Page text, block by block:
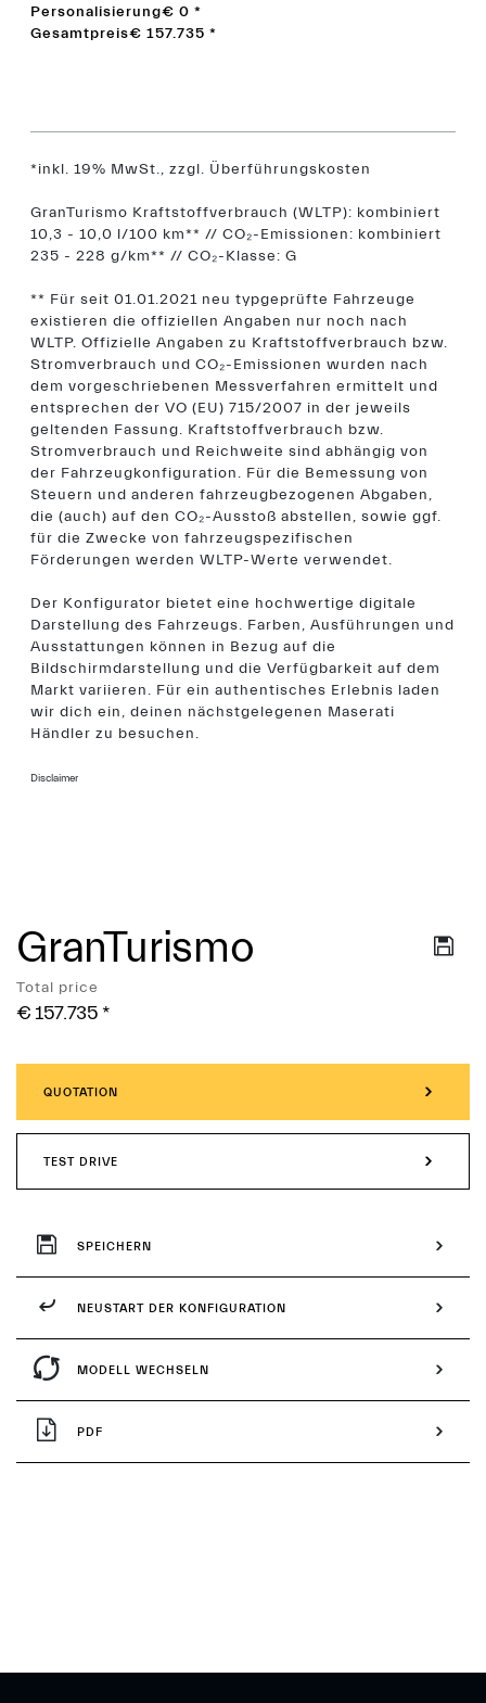
Personalisierung€ 0 *
Gesamtpreis€ 157.735 *
*inkl. 19% MwSt., zzgl. Überführungskosten
GranTurismo Kraftstoffverbrauch (WLTP): kombiniert
10,3 - 10,0 l/100 km** // CO₂-Emissionen: kombiniert
235 - 228 g/km** // CO₂-Klasse: G
** Für seit 01.01.2021 neu typgeprüfte Fahrzeuge
existieren die offiziellen Angaben nur noch nach
WLTP. Offizielle Angaben zu Kraftstoffverbrauch bzw.
Stromverbrauch und CO₂-Emissionen wurden nach
dem vorgeschriebenen Messverfahren ermittelt und
entsprechen der VO (EU) 715/2007 in der jeweils
geltenden Fassung. Kraftstoffverbrauch bzw.
Stromverbrauch und Reichweite sind abhängig von
der Fahrzeugkonfiguration. Für die Bemessung von
Steuern und anderen fahrzeugbezogenen Abgaben,
die (auch) auf den CO₂-Ausstoß abstellen, sowie ggf.
für die Zwecke von fahrzeugspezifischen
Förderungen werden WLTP-Werte verwendet.
Der Konfigurator bietet eine hochwertige digitale
Darstellung des Fahrzeugs. Farben, Ausführungen und
Ausstattungen können in Bezug auf die
Bildschirmdarstellung und die Verfügbarkeit auf dem
Markt variieren. Für ein authentisches Erlebnis laden
wir dich ein, deinen nächstgelegenen Maserati
Händler zu besuchen.
Disclaimer
Services
GranTurismo
Total price
€ 157.735*
QUOTATION
TEST DRIVE
SPEICHERN
NEUSTART DER KONFIGURATION
MODELL WECHSELN
PDF